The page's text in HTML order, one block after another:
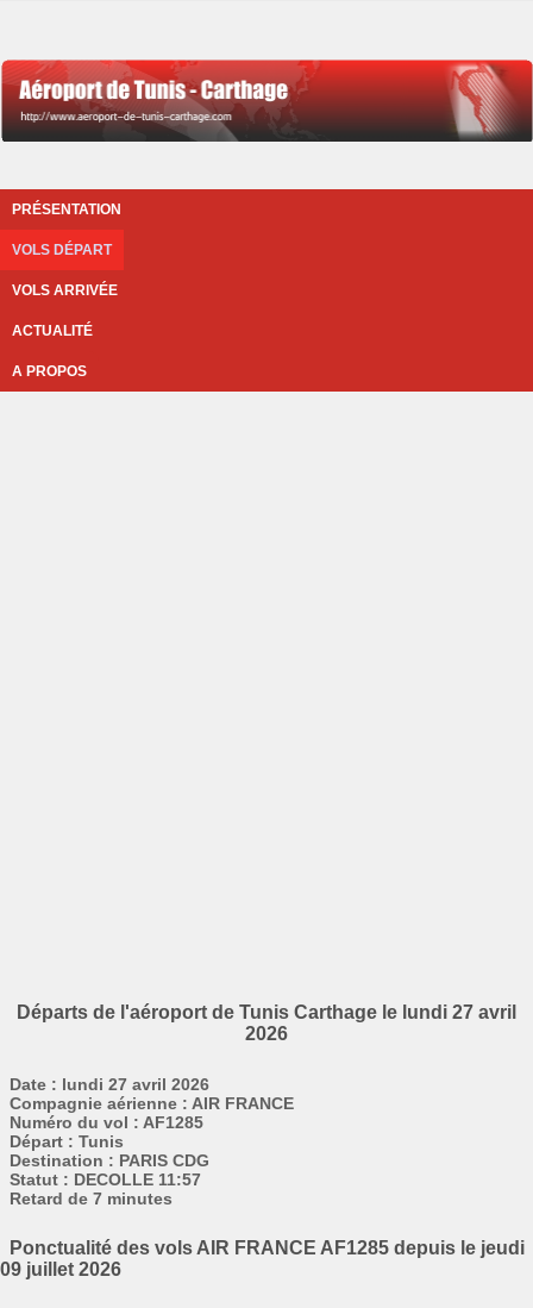
PRÉSENTATION
VOLS DÉPART
VOLS ARRIVÉE
ACTUALITÉ
A PROPOS
Départs de l'aéroport de Tunis Carthage le lundi 27 avril
2026
Date : lundi 27 avril 2026
Compagnie aérienne : AIR FRANCE
Numéro du vol : AF1285
Départ : Tunis
Destination : PARIS CDG
Statut : DECOLLE 11:57
Retard de 7 minutes
Ponctualité des vols AIR FRANCE AF1285 depuis le jeudi
09 juillet 2026